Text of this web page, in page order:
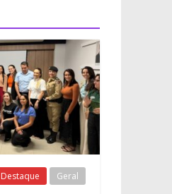
Destaque
Geral